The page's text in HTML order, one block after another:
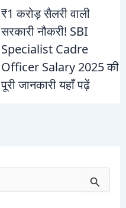
₹1 करोड़ सैलरी वाली
सरकारी नौकरी! SBI
Specialist Cadre
Officer Salary 2025 की
पूरी जानकारी यहाँ पढ़ें